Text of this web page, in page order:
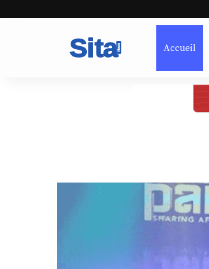
Accueil